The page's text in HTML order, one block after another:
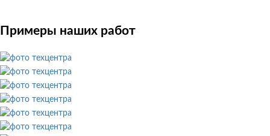
Примеры наших работ